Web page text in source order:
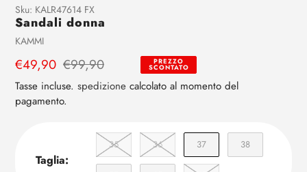
Aggiunta
di
prodotto
tuo
carrello
Sku: KALR47614 FX
Sandali donna
Venditrice
KAMMI
Prezzo
di
vendita
€49,90
Prezzo
regolare
€99,90 PREZZO
SCONTATO
Tasse incluse. spedizione calcolato al momento del
pagamento.
Taglia:
35 36 37 38